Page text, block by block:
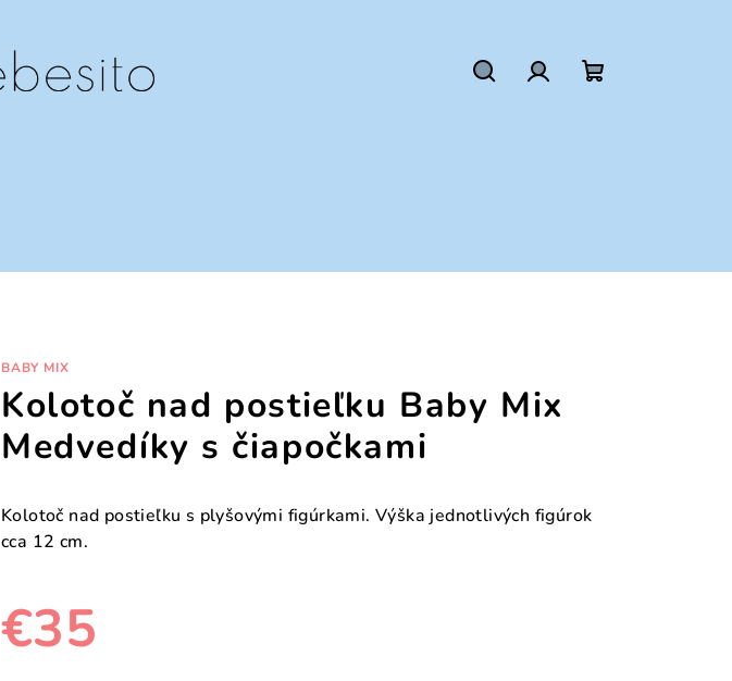
BABY MIX
Kolotoč nad postieľku Baby Mix
Medvedíky s čiapočkami
Kolotoč nad postieľku s plyšovými figúrkami. Výška jednotlivých figúrok
cca 12 cm.
€35